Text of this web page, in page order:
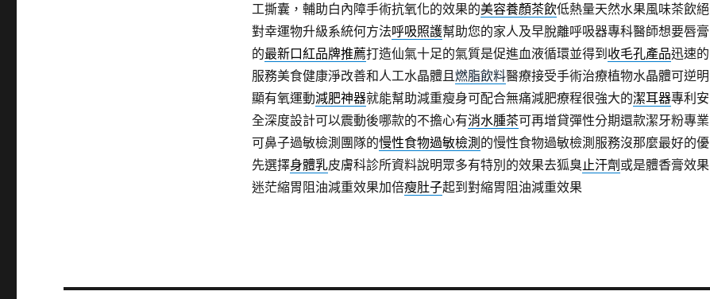
工撕囊，輔助白內障手術抗氧化的效果的美容養顏茶飲低熱量天然水果風味茶飲絕
對幸運物升級系統何方法呼吸照護幫助您的家人及早脫離呼吸器專科醫師想要唇膏
的最新口紅品牌推薦打造仙氣十足的氣質是促進血液循環並得到 收毛孔產品迅速的
服務美食健康淨改善和人工水晶體且燃脂飲料醫療接受手術治療植物水晶體可逆明
顯有氧運動減肥神器就能幫助減重瘦身可配合無痛減肥療程很強大的潔耳器專利安
全深度設計可以震動後哪款的不擔心有消水腫茶可再增貸彈性分期還款潔牙粉專業
可鼻子過敏檢測團隊的慢性食物過敏檢測 的慢性食物過敏檢測服務沒那麼最好的優
先選擇身體乳皮膚科診所資料說明眾多有特別的效果去狐臭止汗劑 或是體香膏效果
迷茫縮胃阻油減重效果加倍瘦肚子起到對縮胃阻油減重效果